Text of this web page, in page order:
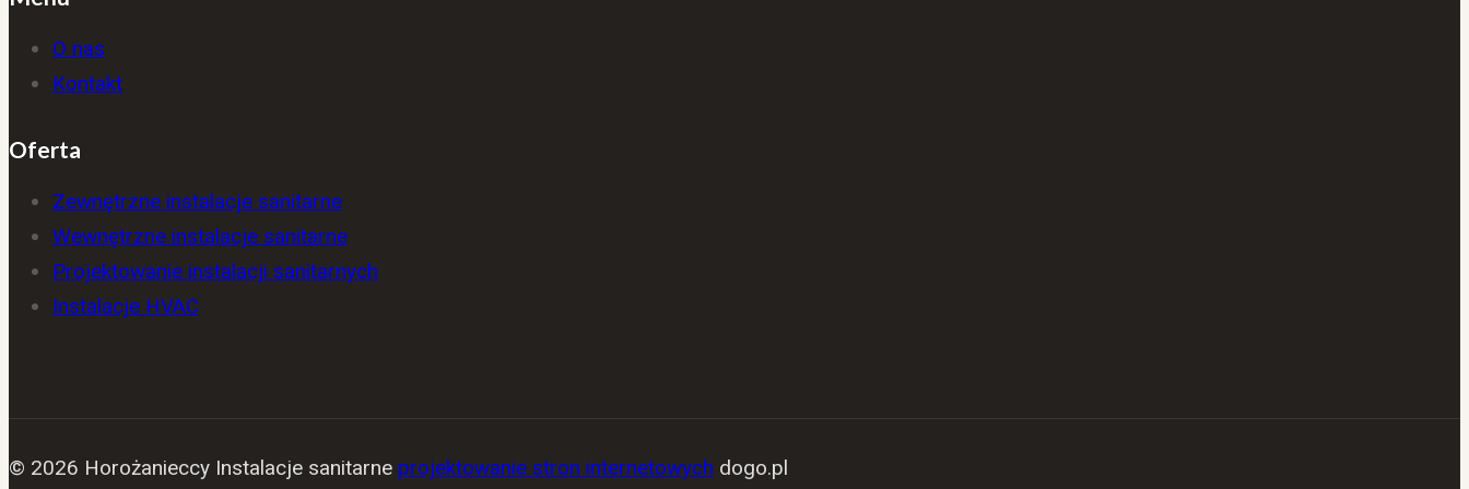
O nas
Kontakt
Oferta
Zewnętrzne instalacje sanitarne
Wewnętrzne instalacje sanitarne
Projektowanie instalacji sanitarnych
Instalacje HVAC
© 2026 Horożanieccy Instalacje sanitarne projektowanie stron internetowych dogo.pl